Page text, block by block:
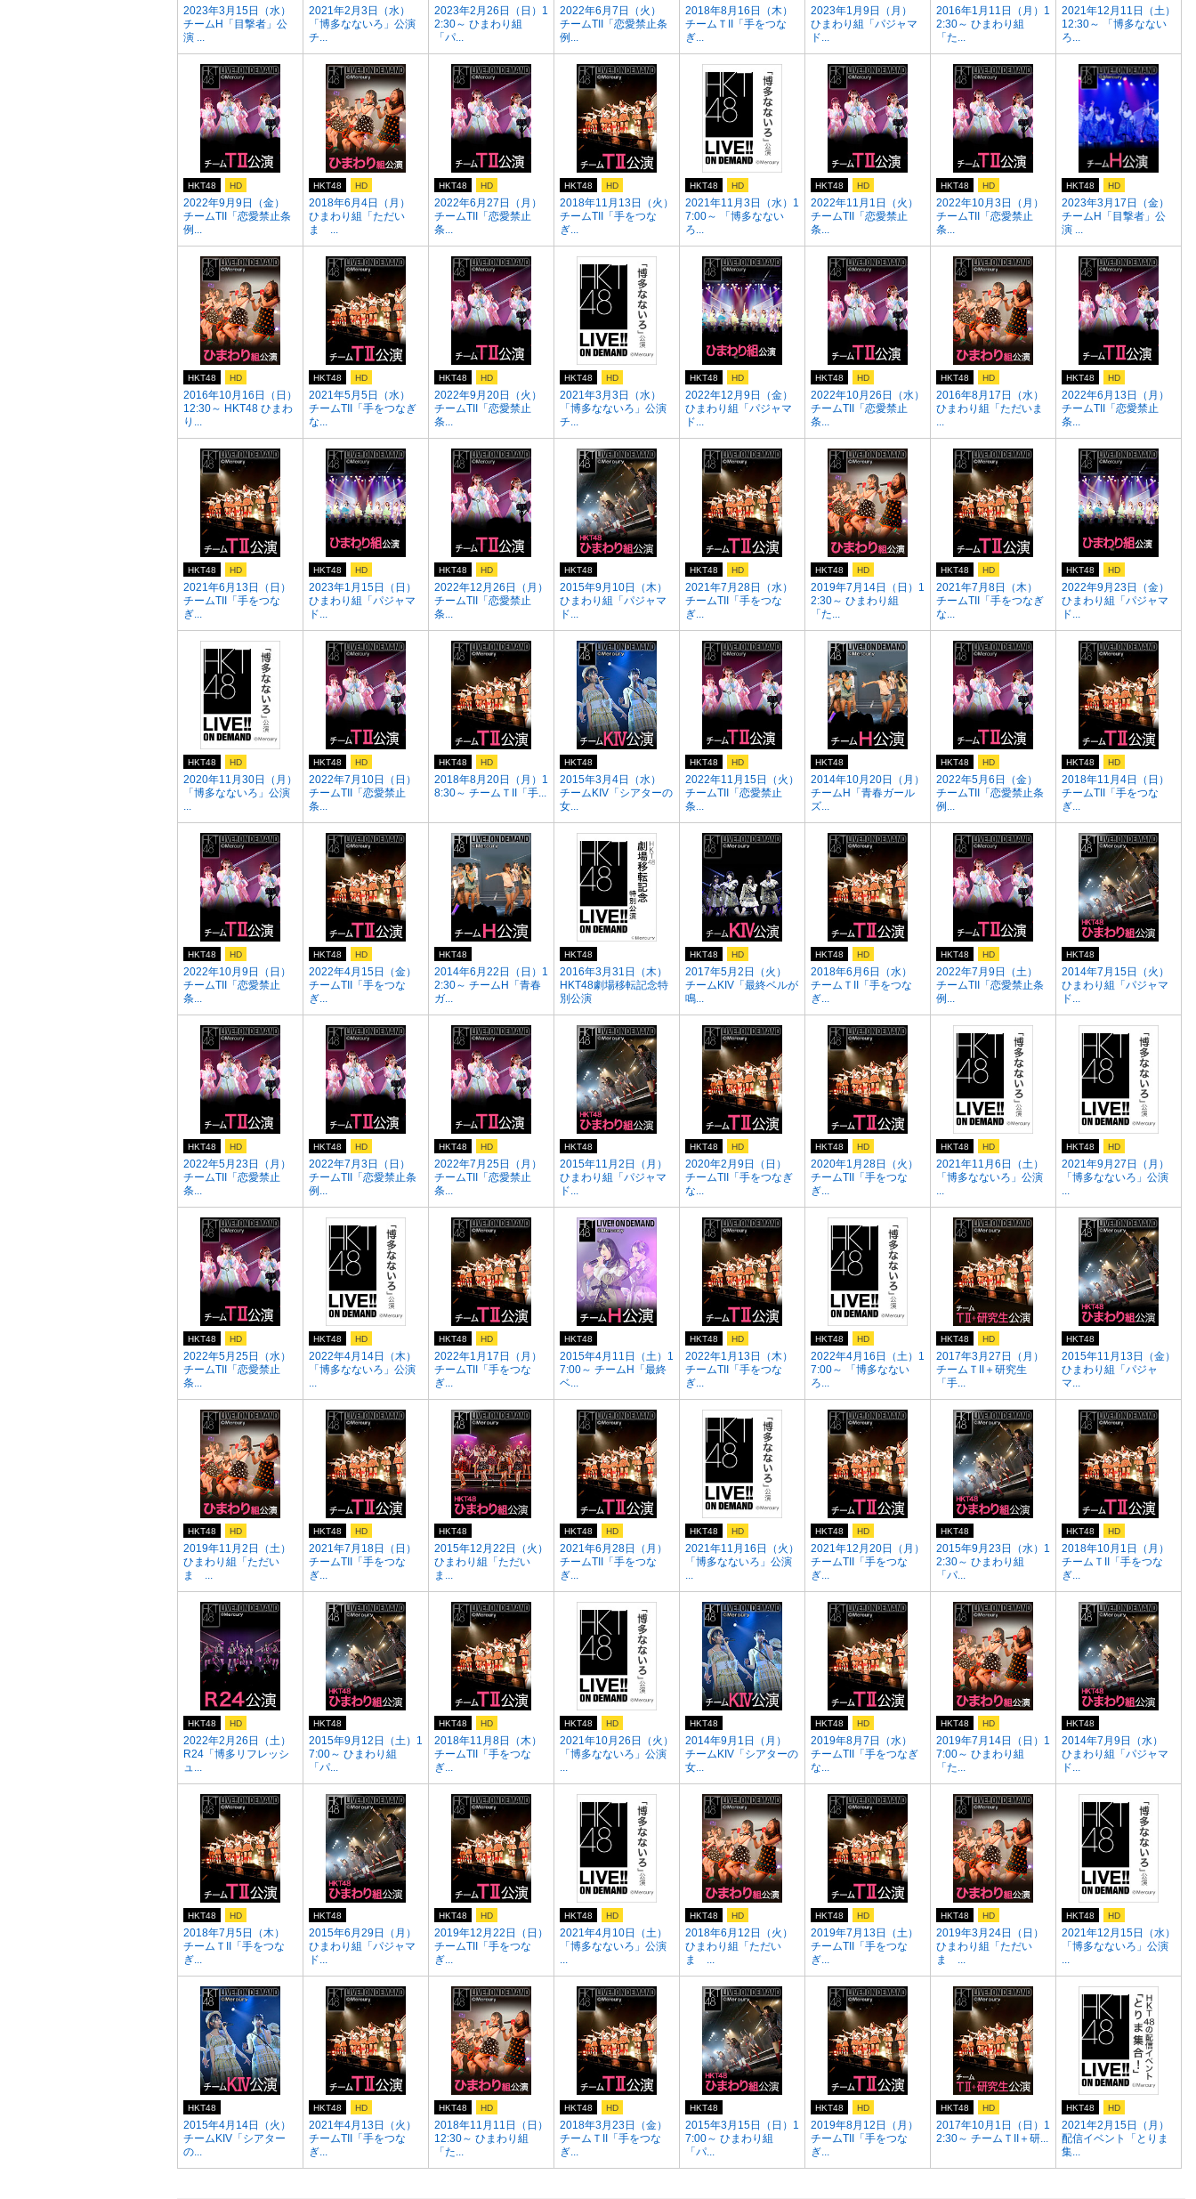
2023年3月15日（水）
チームH「目撃者」公
演 ...
2021年2月3日（水）
「博多なないろ」公演
チ...
2023年2月26日（日）1
2:30～ ひまわり組
「パ...
2022年6月7日（火）
チームTII「恋愛禁止条
例...
2018年8月16日（木）
チームＴII「手をつな
ぎ...
2023年1月9日（月）
ひまわり組「パジャマ
ド...
2016年1月11日（月）1
2:30～ ひまわり組
「た...
2021年12月11日（土）
12:30～ 「博多なない
ろ...
2022年9月9日（金）
チームTII「恋愛禁止条
例...
HKT48 HD
2018年6月4日（月）
ひまわり組「ただい
ま ...
HKT48 HD
2022年6月27日（月）
チームTII「恋愛禁止
条...
HKT48 HD
2018年11月13日（火）
チームTII「手をつな
ぎ...
HKT48 HD
2021年11月3日（水）1
7:00～ 「博多なない
ろ...
HKT48 HD
2022年11月1日（火）
チームTII「恋愛禁止
条...
HKT48 HD
2022年10月3日（月）
チームTII「恋愛禁止
条...
HKT48 HD
2023年3月17日（金）
チームH「目撃者」公
演 ...
HKT48 HD
2016年10月16日（日）
12:30～ HKT48 ひまわ
り...
HKT48 HD
2021年5月5日（水）
チームTII「手をつなぎ
な...
HKT48 HD
2022年9月20日（火）
チームTII「恋愛禁止
条...
HKT48 HD
2021年3月3日（水）
「博多なないろ」公演
チ...
HKT48 HD
2022年12月9日（金）
ひまわり組「パジャマ
ド...
HKT48 HD
2022年10月26日（水）
チームTII「恋愛禁止
条...
HKT48 HD
2016年8月17日（水）
ひまわり組「ただいま
...
HKT48 HD
2022年6月13日（月）
チームTII「恋愛禁止
条...
HKT48 HD
2021年6月13日（日）
チームTII「手をつな
ぎ...
HKT48 HD
2023年1月15日（日）
ひまわり組「パジャマ
ド...
HKT48 HD
2022年12月26日（月）
チームTII「恋愛禁止
条...
HKT48 HD
2015年9月10日（木）
ひまわり組「パジャマ
ド...
HKT48
2021年7月28日（水）
チームTII「手をつな
ぎ...
HKT48 HD
2019年7月14日（日）1
2:30～ ひまわり組
「た...
HKT48 HD
2021年7月8日（木）
チームTII「手をつなぎ
な...
HKT48 HD
2022年9月23日（金）
ひまわり組「パジャマ
ド...
HKT48 HD
2020年11月30日（月）
「博多なないろ」公演
...
HKT48 HD
2022年7月10日（日）
チームTII「恋愛禁止
条...
HKT48 HD
2018年8月20日（月）1
8:30～ チームＴII「手...
HKT48 HD
2015年3月4日（水）
チームKIV「シアターの
女...
HKT48
2022年11月15日（火）
チームTII「恋愛禁止
条...
HKT48 HD
2014年10月20日（月）
チームH「青春ガール
ズ...
HKT48
2022年5月6日（金）
チームTII「恋愛禁止条
例...
HKT48 HD
2018年11月4日（日）
チームTII「手をつな
ぎ...
HKT48 HD
2022年10月9日（日）
チームTII「恋愛禁止
条...
HKT48 HD
2022年4月15日（金）
チームTII「手をつな
ぎ...
HKT48 HD
2014年6月22日（日）1
2:30～ チームH「青春
ガ...
HKT48
2016年3月31日（木）
HKT48劇場移転記念特
別公演
HKT48
2017年5月2日（火）
チームKIV「最終ベルが
鳴...
HKT48 HD
2018年6月6日（水）
チームＴII「手をつな
ぎ...
HKT48 HD
2022年7月9日（土）
チームTII「恋愛禁止条
例...
HKT48 HD
2014年7月15日（火）
ひまわり組「パジャマ
ド...
HKT48
2022年5月23日（月）
チームTII「恋愛禁止
条...
HKT48 HD
2022年7月3日（日）
チームTII「恋愛禁止条
例...
HKT48 HD
2022年7月25日（月）
チームTII「恋愛禁止
条...
HKT48 HD
2015年11月2日（月）
ひまわり組「パジャマ
ド...
HKT48
2020年2月9日（日）
チームTII「手をつなぎ
な...
HKT48 HD
2020年1月28日（火）
チームTII「手をつな
ぎ...
HKT48 HD
2021年11月6日（土）
「博多なないろ」公演
...
HKT48 HD
2021年9月27日（月）
「博多なないろ」公演
...
HKT48 HD
2022年5月25日（水）
チームTII「恋愛禁止
条...
HKT48 HD
2022年4月14日（木）
「博多なないろ」公演
...
HKT48 HD
2022年1月17日（月）
チームTII「手をつな
ぎ...
HKT48 HD
2015年4月11日（土）1
7:00～ チームH「最終
ベ...
HKT48
2022年1月13日（木）
チームTII「手をつな
ぎ...
HKT48 HD
2022年4月16日（土）1
7:00～ 「博多なない
ろ...
HKT48 HD
2017年3月27日（月）
チームＴII＋研究生
「手...
HKT48 HD
2015年11月13日（金）
ひまわり組「パジャ
マ...
HKT48
2019年11月2日（土）
ひまわり組「ただい
ま ...
HKT48 HD
2021年7月18日（日）
チームTII「手をつな
ぎ...
HKT48 HD
2015年12月22日（火）
ひまわり組「ただい
ま...
HKT48
2021年6月28日（月）
チームTII「手をつな
ぎ...
HKT48 HD
2021年11月16日（火）
「博多なないろ」公演
...
HKT48 HD
2021年12月20日（月）
チームTII「手をつな
ぎ...
HKT48 HD
2015年9月23日（水）1
2:30～ ひまわり組
「パ...
HKT48
2018年10月1日（月）
チームＴII「手をつな
ぎ...
HKT48 HD
2022年2月26日（土）
R24「博多リフレッシ
ュ...
HKT48 HD
2015年9月12日（土）1
7:00～ ひまわり組
「パ...
HKT48
2018年11月8日（木）
チームTII「手をつな
ぎ...
HKT48 HD
2021年10月26日（火）
「博多なないろ」公演
...
HKT48 HD
2014年9月1日（月）
チームKIV「シアターの
女...
HKT48
2019年8月7日（水）
チームTII「手をつなぎ
な...
HKT48 HD
2019年7月14日（日）1
7:00～ ひまわり組
「た...
HKT48 HD
2014年7月9日（水）
ひまわり組「パジャマ
ド...
HKT48
2018年7月5日（木）
チームＴII「手をつな
ぎ...
HKT48 HD
2015年6月29日（月）
ひまわり組「パジャマ
ド...
HKT48
2019年12月22日（日）
チームTII「手をつな
ぎ...
HKT48 HD
2021年4月10日（土）
「博多なないろ」公演
...
HKT48 HD
2018年6月12日（火）
ひまわり組「ただい
ま ...
HKT48 HD
2019年7月13日（土）
チームTII「手をつな
ぎ...
HKT48 HD
2019年3月24日（日）
ひまわり組「ただい
ま ...
HKT48 HD
2021年12月15日（水）
「博多なないろ」公演
...
HKT48 HD
2015年4月14日（火）
チームKIV「シアター
の...
HKT48
2021年4月13日（火）
チームTII「手をつな
ぎ...
HKT48 HD
2018年11月11日（日）
12:30～ ひまわり組
「た...
HKT48 HD
2018年3月23日（金）
チームＴII「手をつな
ぎ...
HKT48 HD
2015年3月15日（日）1
7:00～ ひまわり組
「パ...
HKT48
2019年8月12日（月）
チームTII「手をつな
ぎ...
HKT48 HD
2017年10月1日（日）1
2:30～ チームＴII＋研...
HKT48 HD
2021年2月15日（月）
配信イベント「とりま
集...
HKT48 HD